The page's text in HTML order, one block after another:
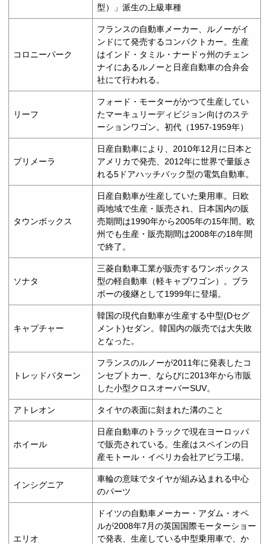
型）」派生の上級車種
コロニーパーク
フランスの自動車メーカー、ルノーがイ
ンドにて発売するコンパクトカー。生産
はインド・タミル・ナードゥ州のチェン
ナイにあるルノーと日産自動車の合弁会
社にて行われる。
リーフ
フォード・モーターがかつて生産してい
たマーキュリーディビジョン向けのステ
ーションワゴン。初代（1957-1959年）
プリメーラ
日産自動車により、2010年12月に日本と
アメリカで発売、2012年に世界で量販さ
れる5ドアハッチバック型の電気自動車。
タウンボックス
日産自動車が生産していた乗用車。日欧
両地域で生産・販売され、日本国内の販
売期間は1990年から2005年の15年間。欧
州でも生産・販売期間は2008年の18年間
で終了。
ソナタ
三菱自動車工業が販売するワンボックス
型の軽自動車（軽キャブワゴン）。ブラ
ボーの後継として1999年に登場。
キャプチャー
韓国の現代自動車が生産する中型(Dセグ
メント)セダン。韓国内の販売では大失敗
となった。
トレッドパターン
フランスのルノーが2011年に発表したコ
ンセプトカー、ならびに2013年から市販
した小型クロスオーバーSUV。
アトレオン タイヤの表面に刻まれた溝のこと
ホイール
日産自動車のトラックで現在ヨーロッパ
で販売されている。生産はスペインの日
産モトール・イベリカ会社アビラ工場。
インシグニア
車輪の意味でタイヤが組み込まれる中心
のパーツ
エリオ
ドイツの自動車メーカー・アダム・オペ
ルが2008年7月の英国国際モーターショー
で発表、生産している中型乗用車で、か